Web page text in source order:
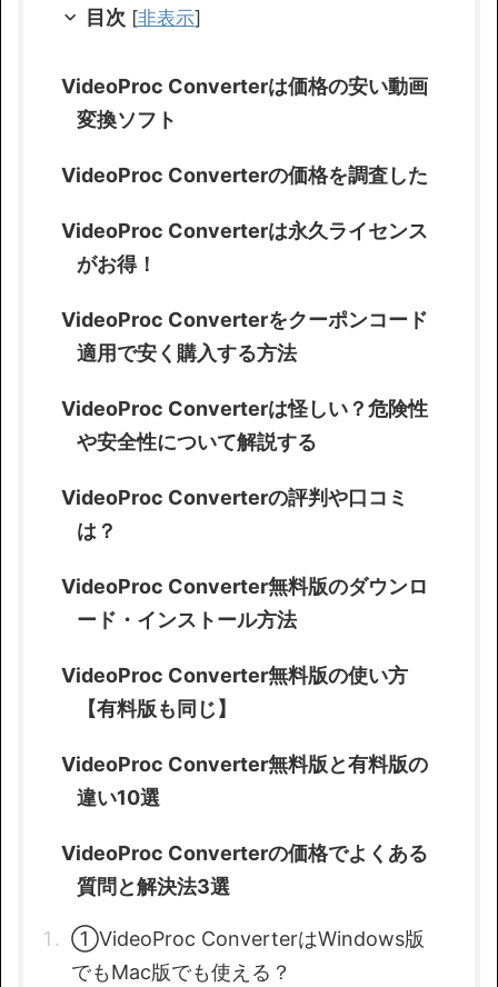
目次 [非表示]
VideoProc Converterは価格の安い動画
変換ソフト
VideoProc Converterの価格を調査した
VideoProc Converterは永久ライセンス
がお得！
VideoProc Converterをクーポンコード
適用で安く購入する方法
VideoProc Converterは怪しい？危険性
や安全性について解説する
VideoProc Converterの評判や口コミ
は？
VideoProc Converter無料版のダウンロ
ード・インストール方法
VideoProc Converter無料版の使い方
【有料版も同じ】
VideoProc Converter無料版と有料版の
違い10選
VideoProc Converterの価格でよくある
質問と解決法3選
①VideoProc ConverterはWindows版
でもMac版でも使える？